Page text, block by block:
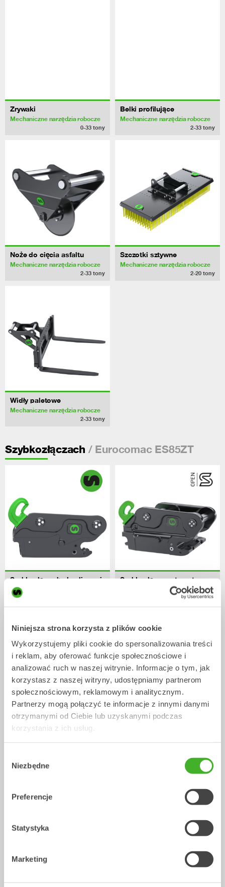
Niniejsza strona korzysta z plików cookie
Wykorzystujemy pliki cookie do spersonalizowania treści
i reklam, aby oferować funkcje społecznościowe i
analizować ruch w naszej witrynie. Informacje o tym, jak
korzystasz z naszej witryny, udostępniamy partnerom
społecznościowym, reklamowym i analitycznym.
Partnerzy mogą połączyć te informacje z innymi danymi
otrzymanymi od Ciebie lub uzyskanymi podczas
korzystania z ich usług.
zgody
Niezbędne
Preferencje
Statystyka
Marketing
Zrywaki
Mechaniczne narzędzia robocze
0-33 tony
Belki profilujące
Mechaniczne narzędzia robocze
2-33 tony
Noże do cięcia asfaltu
Mechaniczne narzędzia robocze
2-33 tony
Szczotki sztywne
Mechaniczne narzędzia robocze
2-20 tony
Widły paletowe
Mechaniczne narzędzia robocze
2-33 tony
Szybkozłączach / Eurocomac ES85ZT
Szybkozłącza hydrauliczne i
mechaniczne
Szybkozłącze
Szybkozłącza automatyczne
4-70tony
Tiltrotatory/ Eurocomac ES85ZT
Tiltrotatory 7-12 tony